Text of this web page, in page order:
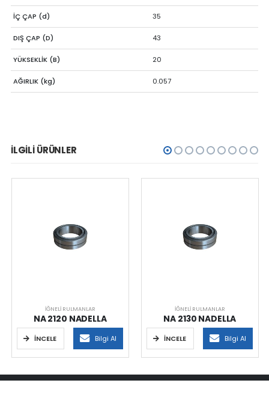
İÇ ÇAP (d) 35
DIŞ ÇAP (D) 43
YÜKSEKLİK (B) 20
AĞIRLIK (kg) 0.057
İLGILI ÜRÜNLER
İĞNELI RULMANLAR
NA 2120 NADELLA
İNCELE Bilgi Al
İĞNELI RULMANLAR
NA 2130 NADELLA
İNCELE Bilgi Al